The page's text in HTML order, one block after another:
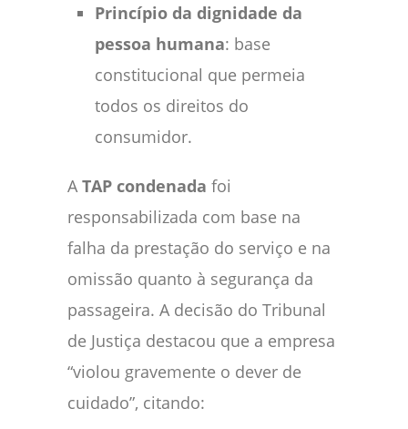
Princípio da dignidade da
pessoa humana: base
constitucional que permeia
todos os direitos do
consumidor.
A TAP condenada foi
responsabilizada com base na
falha da prestação do serviço e na
omissão quanto à segurança da
passageira. A decisão do Tribunal
de Justiça destacou que a empresa
“violou gravemente o dever de
cuidado”, citando: